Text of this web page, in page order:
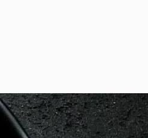
註冊
搜尋